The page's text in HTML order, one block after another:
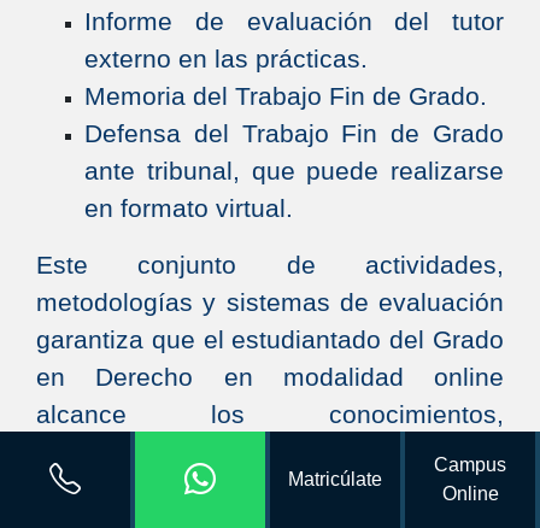
Informe de evaluación del tutor
externo en las prácticas.
Memoria del Trabajo Fin de Grado.
Defensa del Trabajo Fin de Grado
ante tribunal, que puede realizarse
en formato virtual.
Este conjunto de actividades,
metodologías y sistemas de evaluación
garantiza que el estudiantado del Grado
en Derecho en modalidad online
alcance los conocimientos,
competencias y habilidades previstos,
manteniendo los estándares
Matricúlate
Campus
Online